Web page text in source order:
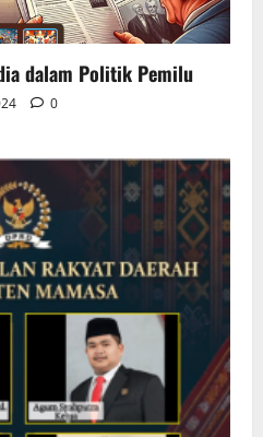
dalam Politik Pemilu
0